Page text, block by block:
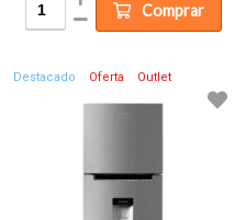
Comprar
Destacado Oferta Outlet